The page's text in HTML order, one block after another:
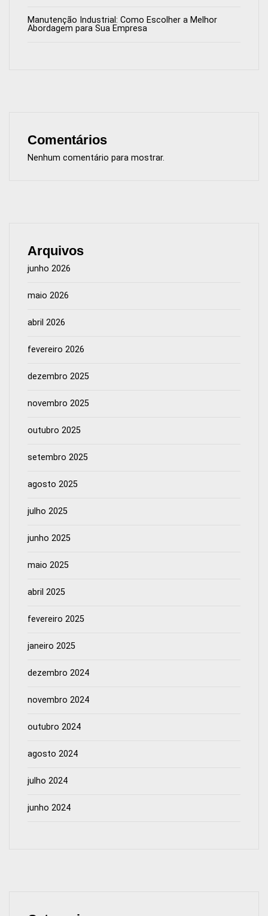
Manutenção Industrial: Como Escolher a Melhor
Abordagem para Sua Empresa
Comentários
Nenhum comentário para mostrar.
Arquivos
junho 2026
maio 2026
abril 2026
fevereiro 2026
dezembro 2025
novembro 2025
outubro 2025
setembro 2025
agosto 2025
julho 2025
junho 2025
maio 2025
abril 2025
fevereiro 2025
janeiro 2025
dezembro 2024
novembro 2024
outubro 2024
agosto 2024
julho 2024
junho 2024